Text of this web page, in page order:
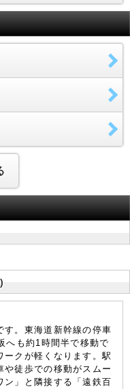
す。東海道新幹線の停車
へも約1時間半で移動で
ークが軽くなります。駅
や徒歩での移動がスムー
ン」と隣接する「遠鉄百